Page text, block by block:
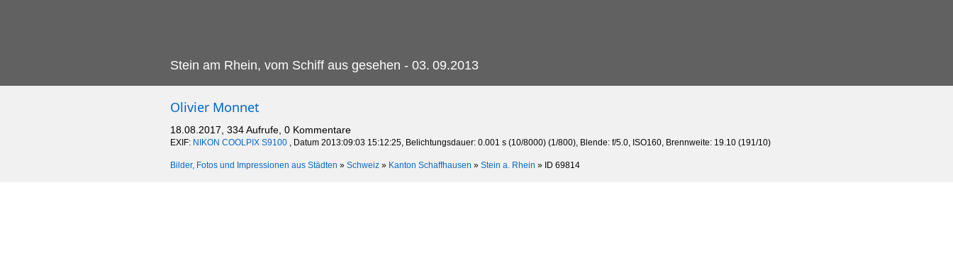
Stein am Rhein, vom Schiff aus gesehen - 03. 09.2013
Olivier Monnet
18.08.2017, 334 Aufrufe, 0 Kommentare
EXIF: NIKON COOLPIX S9100 , Datum 2013:09:03 15:12:25, Belichtungsdauer: 0.001 s (10/8000) (1/800), Blende: f/5.0, ISO160, Brennweite: 19.10 (191/10)
Bilder, Fotos und Impressionen aus Städten » Schweiz » Kanton Schaffhausen » Stein a. Rhein » ID 69814